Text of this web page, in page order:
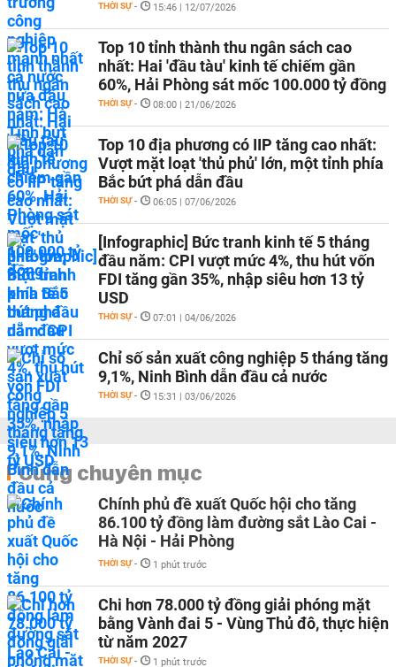
THỜI SỰ - 15:46 | 12/07/2026
Top 10 tỉnh thành thu ngân sách cao
nhất: Hai 'đầu tàu' kinh tế chiếm gần
60%, Hải Phòng sát mốc 100.000 tỷ đồng
THỜI SỰ - 08:00 | 21/06/2026
Top 10 địa phương có IIP tăng cao nhất:
Vượt mặt loạt 'thủ phủ' lớn, một tỉnh phía
Bắc bứt phá dẫn đầu
THỜI SỰ - 06:05 | 07/06/2026
[Infographic] Bức tranh kinh tế 5 tháng
đầu năm: CPI vượt mức 4%, thu hút vốn
FDI tăng gần 35%, nhập siêu hơn 13 tỷ
USD
THỜI SỰ - 07:01 | 04/06/2026
Chỉ số sản xuất công nghiệp 5 tháng tăng
9,1%, Ninh Bình dẫn đầu cả nước
THỜI SỰ - 15:31 | 03/06/2026
Cùng chuyên mục
Chính phủ đề xuất Quốc hội cho tăng
86.100 tỷ đồng làm đường sắt Lào Cai -
Hà Nội - Hải Phòng
THỜI SỰ - 1 phút trước
Chi hơn 78.000 tỷ đồng giải phóng mặt
bằng Vành đai 5 - Vùng Thủ đô, thực hiện
từ năm 2027
THỜI SỰ - 1 phút trước